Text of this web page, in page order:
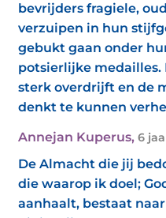
bevrijders fragiele,
verzuipen in hun
gebukt gaan onder
potsierlijke
sterk overdrijft en de
denkt te kunnen
Annejan Kuperus, 6
De Almacht die jij
die waarop ik doel;
aanhaalt, bestaat